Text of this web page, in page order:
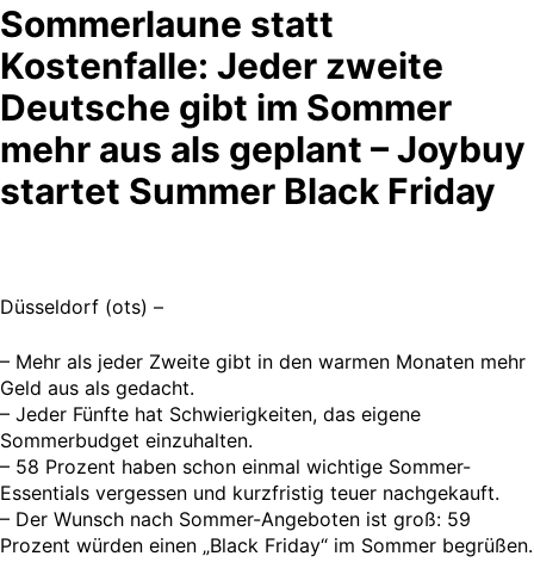
Sommerlaune statt
Kostenfalle: Jeder zweite
Deutsche gibt im Sommer
mehr aus als geplant – Joybuy
startet Summer Black Friday
Düsseldorf (ots) –
– Mehr als jeder Zweite gibt in den warmen Monaten mehr
Geld aus als gedacht.
– Jeder Fünfte hat Schwierigkeiten, das eigene
Sommerbudget einzuhalten.
– 58 Prozent haben schon einmal wichtige Sommer-
Essentials vergessen und kurzfristig teuer nachgekauft.
– Der Wunsch nach Sommer-Angeboten ist groß: 59
Prozent würden einen „Black Friday“ im Sommer begrüßen.